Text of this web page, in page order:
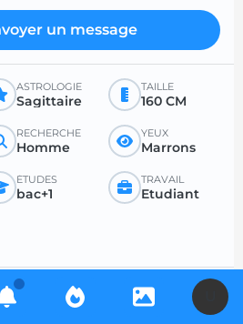
un message
ASTROLOGIE
Sagittaire
TAILLE
160 CM
RECHERCHE
Homme
YEUX
Marrons
ÉTUDES
bac+1
TRAVAIL
Etudiant
ÂGE SOUHAITÉ